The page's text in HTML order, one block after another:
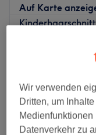
Auf Karte
Kinderhaarschnitt
Herren -
30 Min.
Schnellansicht
Wir verwenden
Dritten, um
Datenverkehr zu